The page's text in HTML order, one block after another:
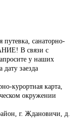
путевка, санаторно-
В связи с
у наших
заезда
курортная карта,
окружении
г. Ждановичи, д.